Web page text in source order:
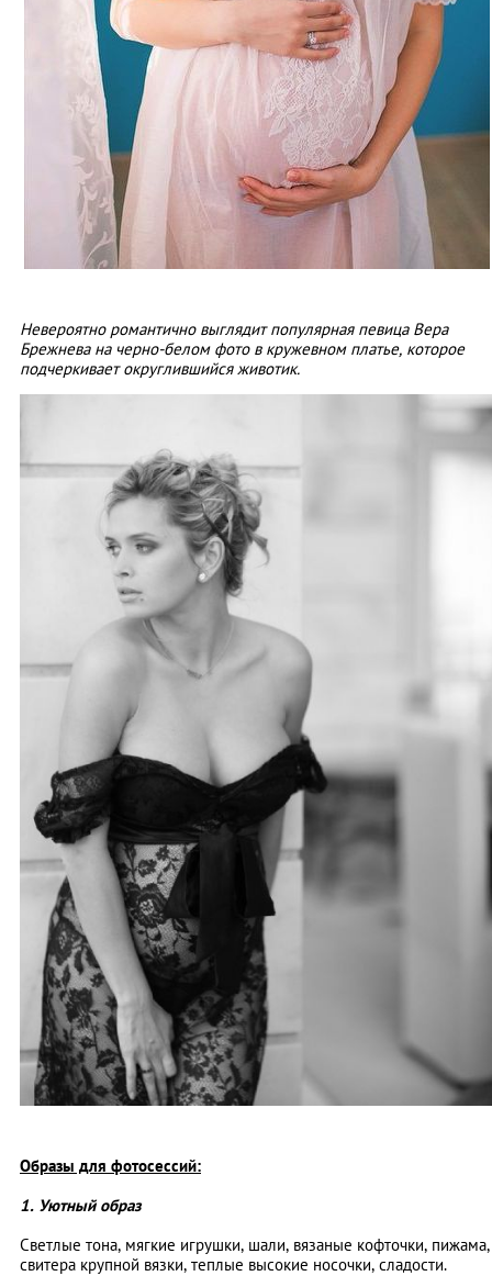
Невероятно романтично выглядит популярная певица Вера
Брежнева на черно-белом фото в кружевном платье, которое
подчеркивает округлившийся животик.
Образы для фотосессий:
1. Уютный образ
Светлые тона, мягкие игрушки, шали, вязаные кофточки, пижама,
свитера крупной вязки, теплые высокие носочки, сладости.